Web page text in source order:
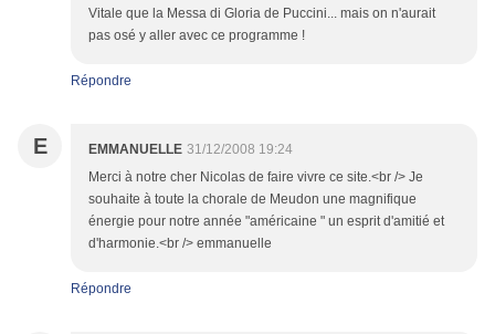
Vitale que la Messa di Gloria de Puccini... mais on n'aurait
pas osé y aller avec ce programme !
Répondre
E EMMANUELLE 31/12/2008 19:24
Merci à notre cher Nicolas de faire vivre ce site.<br /> Je
souhaite à toute la chorale de Meudon une magnifique
énergie pour notre année "américaine " un esprit d'amitié et
d'harmonie.<br /> emmanuelle
Répondre